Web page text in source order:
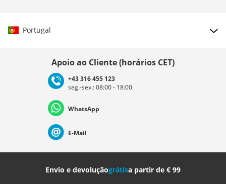
Portugal
Deutschland Österreich
Nederland Italia (Italiano) Italien (Deutsch)
Apoio ao Cliente (horários CET)
+43 316 455 123
seg.-sex.: 08:00 - 18:00
WhatsApp
E-Mail
Envio e devoluçãográtisa partir de € 99